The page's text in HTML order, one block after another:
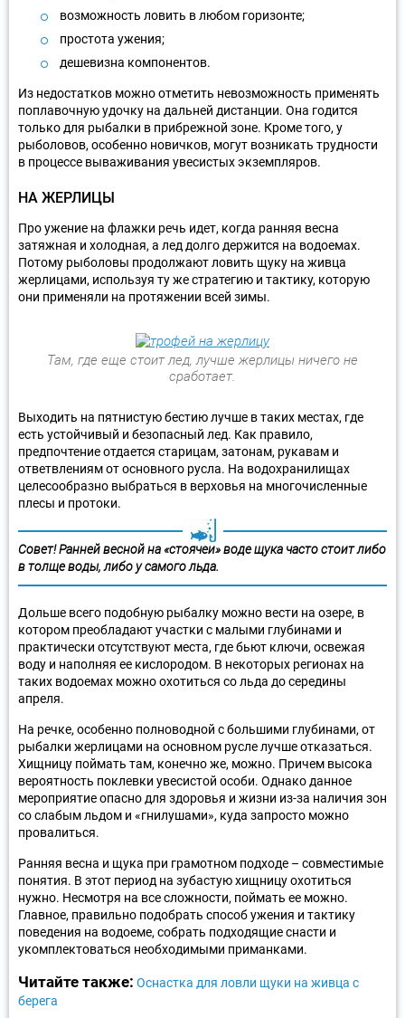
возможность ловить в любом горизонте;
простота ужения;
дешевизна компонентов.
Из недостатков можно отметить невозможность применять
поплавочную удочку на дальней дистанции. Она годится
только для рыбалки в прибрежной зоне. Кроме того, у
рыболовов, особенно новичков, могут возникать трудности
в процессе вываживания увесистых экземпляров.
НА ЖЕРЛИЦЫ
Про ужение на флажки речь идет, когда ранняя весна
затяжная и холодная, а лед долго держится на водоемах.
Потому рыболовы продолжают ловить щуку на живца
жерлицами, используя ту же стратегию и тактику, которую
они применяли на протяжении всей зимы.
Там, где еще стоит лед, лучше жерлицы ничего не
сработает.
Выходить на пятнистую бестию лучше в таких местах, где
есть устойчивый и безопасный лед. Как правило,
предпочтение отдается старицам, затонам, рукавам и
ответвлениям от основного русла. На водохранилищах
целесообразно выбраться в верховья на многочисленные
плесы и протоки.
Совет! Ранней весной на «стоячей» воде щука часто стоит либо
в толще воды, либо у самого льда.
Дольше всего подобную рыбалку можно вести на озере, в
котором преобладают участки с малыми глубинами и
практически отсутствуют места, где бьют ключи, освежая
воду и наполняя ее кислородом. В некоторых регионах на
таких водоемах можно охотиться со льда до середины
апреля.
На речке, особенно полноводной с большими глубинами, от
рыбалки жерлицами на основном русле лучше отказаться.
Хищницу поймать там, конечно же, можно. Причем высока
вероятность поклевки увесистой особи. Однако данное
мероприятие опасно для здоровья и жизни из-за наличия зон
со слабым льдом и «гнилушами», куда запросто можно
провалиться.
Ранняя весна и щука при грамотном подходе – совместимые
понятия. В этот период на зубастую хищницу охотиться
нужно. Несмотря на все сложности, поймать ее можно.
Главное, правильно подобрать способ ужения и тактику
поведения на водоеме, собрать подходящие снасти и
укомплектоваться необходимыми приманками.
Читайте также: Оснастка для ловли щуки на живца с
берега